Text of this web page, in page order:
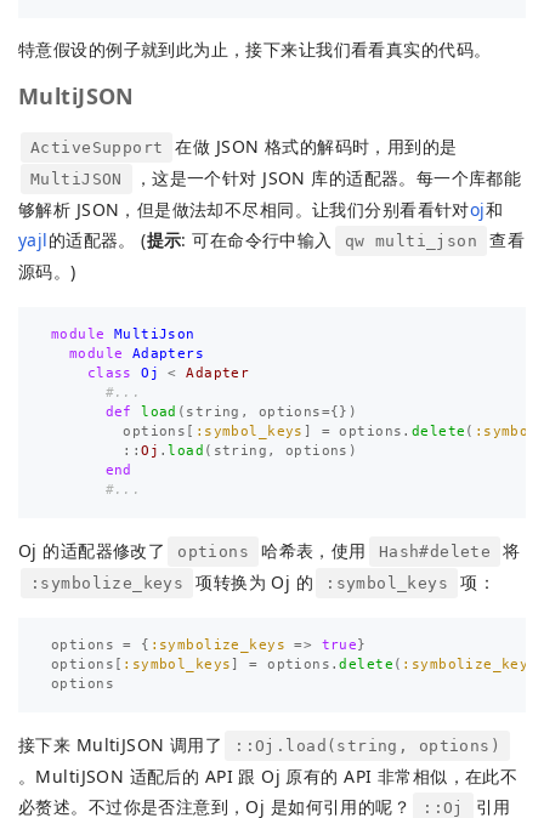
特意假设的例子就到此为止，接下来让我们看看真实的代码。
MultiJSON
ActiveSupport 在做 JSON 格式的解码时，用到的是
MultiJSON
，这是一个针对 JSON 库的适配器。每一个库都能
够解析 JSON，但是做法却不尽相同。让我们分别看看针对oj和
yajl的适配器。 (提示: 可在命令行中输入 qw multi_json
查看
源码。)
module
MultiJson
module
Adapters
class
Oj <
Adapter
#...
def
load ( string , options={})
options
:symbol_keys = options . delete (
::Oj . load ( string , options )
end
#...
Oj 的适配器修改了 options 哈希表，使用 Hash#delete 将
:symbolize_keys 项转换为 Oj 的 :symbol_keys 项：
options = { :symbolize_keys => true }
options
:symbol_keys = options .delete ( :symbolize_keys
options
接下来 MultiJSON 调用了 ::Oj.load(string, options)
。MultiJSON 适配后的 API 跟 Oj 原有的 API 非常相似，在此不
必赘述。不过你是否注意到，Oj 是如何引用的呢？
::Oj 引用